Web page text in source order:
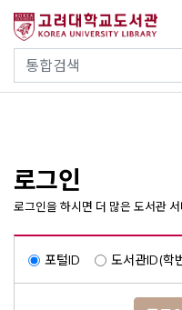
건
통합검색
사이트내 검색
로그인
로그인을 하시면 더 많은 도서관
포털ID 도서관ID(학